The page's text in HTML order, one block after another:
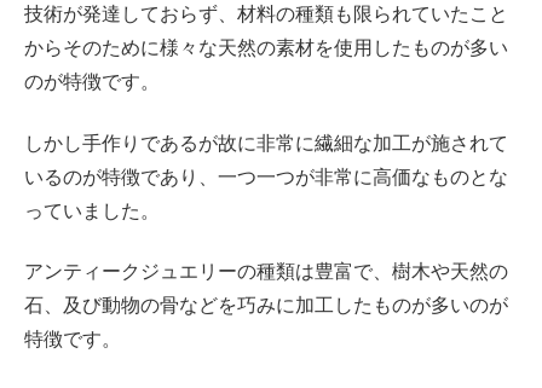
技術が発達しておらず、材料の種類も限られていたこと
からそのために様々な天然の素材を使用したものが多い
のが特徴です。
しかし手作りであるが故に非常に繊細な加工が施されて
いるのが特徴であり、一つ一つが非常に高価なものとな
っていました。
アンティークジュエリーの種類は豊富で、樹木や天然の
石、及び動物の骨などを巧みに加工したものが多いのが
特徴です。